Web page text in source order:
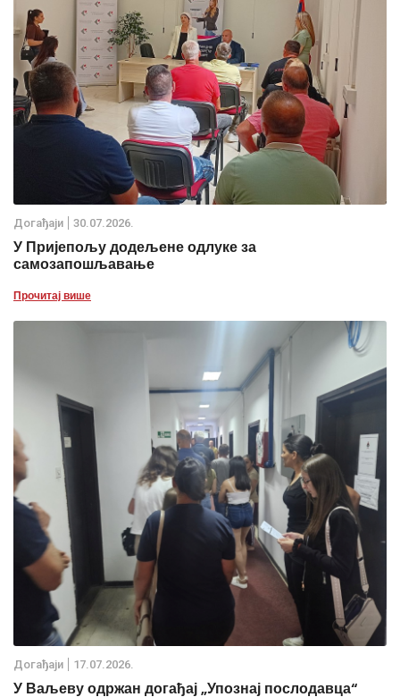
Дoгађаjи 30.07.2026.
У Пријепољу додељене одлуке за
самозапошљавање
Прочитај више
Дoгађаjи 17.07.2026.
У Ваљеву одржан догађај „Упознај послодавца“